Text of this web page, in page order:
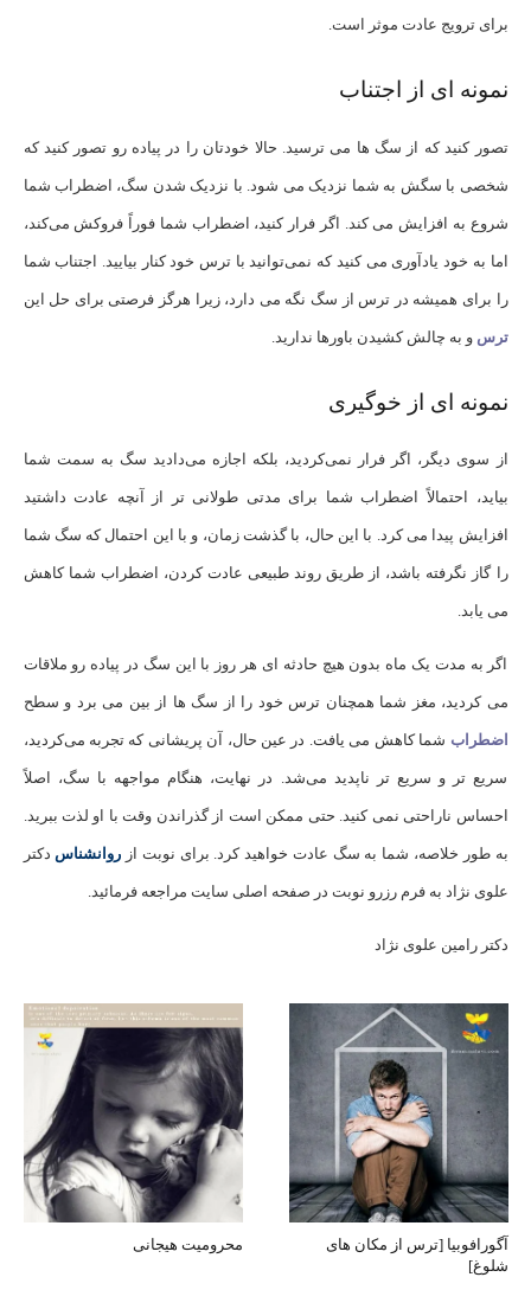
برای ترویج عادت موثر است.
نمونه ای از اجتناب
تصور کنید که از سگ ها می ترسید. حالا خودتان را در پیاده رو تصور کنید که
شخصی با سگش به شما نزدیک می شود. با نزدیک شدن سگ، اضطراب شما
شروع به افزایش می کند. اگر فرار کنید، اضطراب شما فوراً فروکش می‌کند،
اما به خود یادآوری می‌ کنید که نمی‌توانید با ترس خود کنار بیایید. اجتناب شما
را برای همیشه در ترس از سگ نگه می دارد، زیرا هرگز فرصتی برای حل این
ترس و به چالش کشیدن باورها ندارید.
نمونه ای از خوگیری
از سوی دیگر، اگر فرار نمی‌کردید، بلکه اجازه می‌دادید سگ به سمت شما
بیاید، احتمالاً اضطراب شما برای مدتی طولانی ‌تر از آنچه عادت داشتید
افزایش پیدا می کرد. با این حال، با گذشت زمان، و با این احتمال که سگ شما
را گاز نگرفته باشد، از طریق روند طبیعی عادت کردن، اضطراب شما کاهش
می یابد.
اگر به مدت یک ماه بدون هیچ حادثه ای هر روز با این سگ در پیاده رو ملاقات
می کردید، مغز شما همچنان ترس خود را از سگ ها از بین می برد و سطح
اضطراب شما کاهش می یافت. در عین حال، آن پریشانی که تجربه می‌کردید،
سریع ‌تر و سریع ‌تر ناپدید می‌شد. در نهایت، هنگام مواجهه با سگ، اصلاً
احساس ناراحتی نمی کنید. حتی ممکن است از گذراندن وقت با او لذت ببرید.
به طور خلاصه، شما به سگ عادت خواهید کرد. برای نوبت از روانشناس دکتر
علوی نژاد به فرم رزرو نوبت در صفحه اصلی سایت مراجعه فرمائید.
دکتر رامین علوی نژاد
آگورافوبیا [ترس از مکان های
شلوغ]
محرومیت هیجانی